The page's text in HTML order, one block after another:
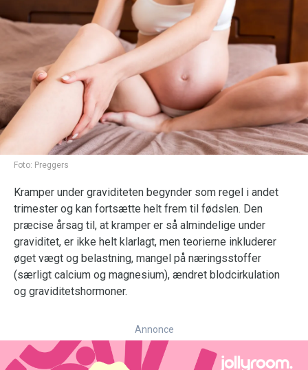
Foto: Preggers
Kramper under graviditeten begynder som regel i andet
trimester og kan fortsætte helt frem til fødslen. Den
præcise årsag til, at kramper er så almindelige under
graviditet, er ikke helt klarlagt, men teorierne inkluderer
øget vægt og belastning, mangel på næringsstoffer
(særligt calcium og magnesium), ændret blodcirkulation
og graviditetshormoner.
Annonce